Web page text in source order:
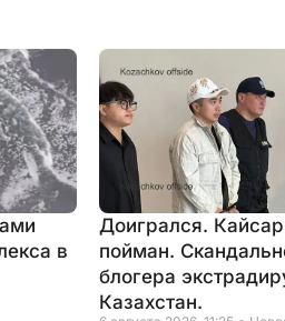
в
Доигрался.
пойман.
блогера
Казахстан.